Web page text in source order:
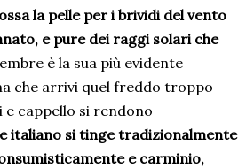
la pelle per i brividi del vento
e pure dei raggi solari che
è la sua più evidente
che arrivi quel freddo troppo
e cappello si rendono
italiano si tinge tradizionalmente
e carminio,